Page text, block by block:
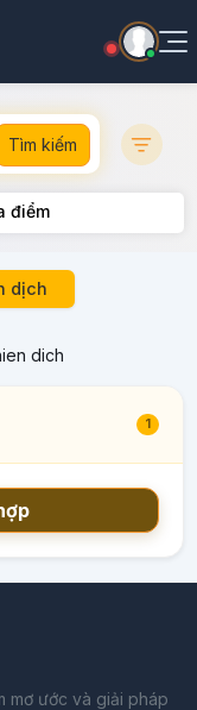
Tìm kiếm
điểm
dịch
dich
1
mơ ước và giải pháp